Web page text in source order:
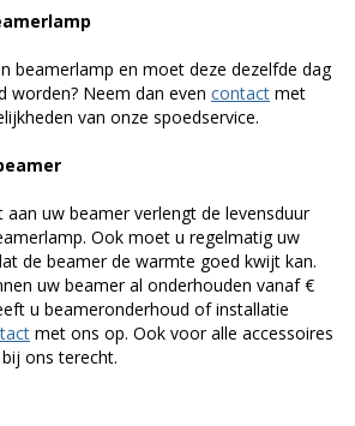
beamerlamp en moet deze dezelfde dag
worden? Neem dan even contact met
van onze spoedservice.
aan uw beamer verlengt de levensduur
Ook moet u regelmatig uw
de beamer de warmte goed kwijt kan.
uw beamer al onderhouden vanaf €
u beameronderhoud of installatie
met ons op. Ook voor alle accessoires
ons terecht.